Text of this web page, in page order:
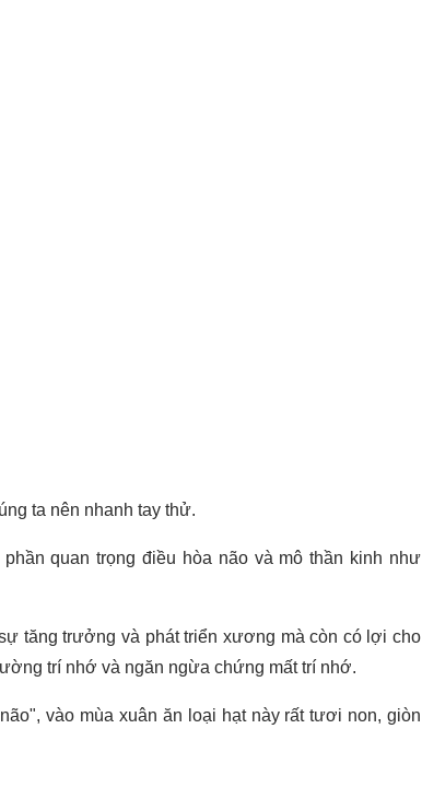
ta nên nhanh tay thử.
quan trọng điều hòa não và mô thần kinh như
tăng trưởng và phát triển xương mà còn có lợi cho
trí nhớ và ngăn ngừa chứng mất trí nhớ.
vào mùa xuân ăn loại hạt này rất tươi non, giòn